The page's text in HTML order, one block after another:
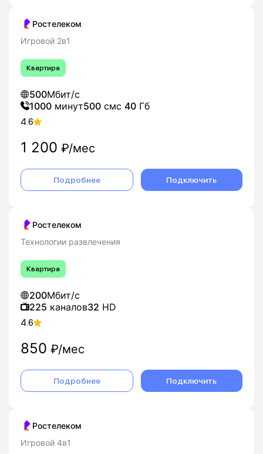
Ростелеком
Игровой 2в1
Квартира
500Мбит/с
1000 минут500 смс 40 Гб
4.6
1 200 ₽/мес
Подробнее Подключить
Ростелеком
Технологии развлечения
Квартира
200Мбит/с
225 каналов32 HD
4.6
850 ₽/мес
Подробнее Подключить
Ростелеком
Игровой 4в1